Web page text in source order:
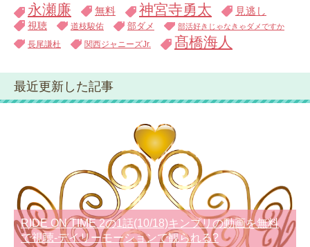
永瀬廉 無料 神宮寺勇太
見逃し
視聴
道枝駿佑 部ダメ 部活好きじゃなきゃダメですか
長尾謙杜 関西ジャニーズJr. 髙橋海人
最近更新した記事
RIDE ON TIME 2の1話(10/18)キンプリの動画を無料
で視聴-デイリーモーションで観られる?